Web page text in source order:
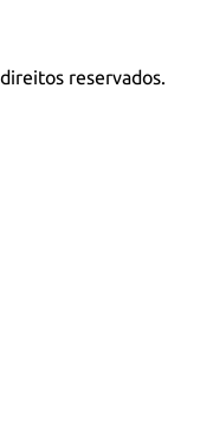
reservados.